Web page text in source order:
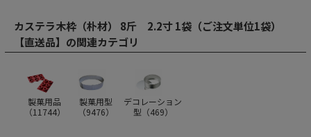
カステラ木枠（朴材） 8斤 2.2寸 1袋（ご注文単位1袋）
【直送品】の関連カテゴリ
製菓用品
（11744）
製菓用型
（9476）
デコレーション
型（469）